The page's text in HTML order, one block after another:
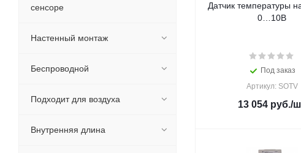
Датчик температуры
0…10В
Под заказ
Артикул: SOTV
13 054 руб./
сенсоре
Настенный монтаж
Беспроводной
Подходит для воздуха
Внутренняя длина